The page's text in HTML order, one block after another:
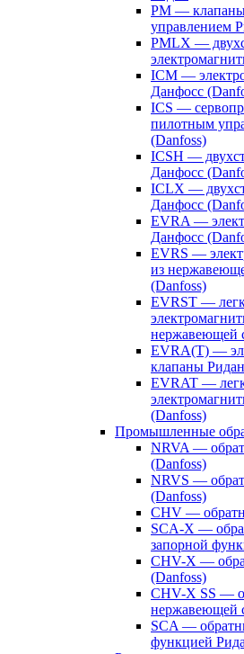
PM —
управлением
PMLX —
ICM —
Данфосс
ICS —
пилотным
(Danfoss)
ICSH —
Данфосс
ICLX —
Данфосс
EVRA —
Данфосс
EVRS —
из
(Danfoss)
EVRST —
нержавеющей
EVRA(T) —
клапаны Ридан
EVRAT —
(Danfoss)
Промышленные
NRVA —
(Danfoss)
NRVS —
(Danfoss)
CHV —
SCA-X —
запорной
CHV-X —
(Danfoss)
CHV-X SS —
нержавеющей
SCA —
функцией